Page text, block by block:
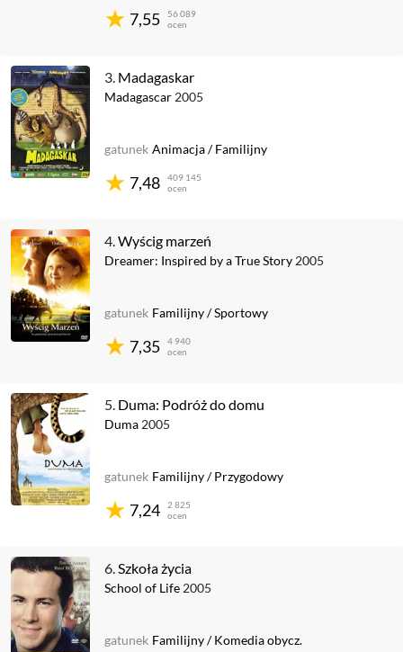
7,55
56 089
ocen
3. Madagaskar
Madagascar 2005
7,48
409 145
ocen
gatunek Animacja/Familijny
4.Wyścig marzeń
Dreamer: Inspired by a True Story 2005
7,35
4 940
ocen
gatunek Familijny/Sportowy
5. Duma: Podróż do domu
Duma 2005
7,24
2 825
ocen
gatunek Familijny/Przygodowy
6.Szkoła życia
School of Life 2005
gatunek Familijny/Komedia obycz.